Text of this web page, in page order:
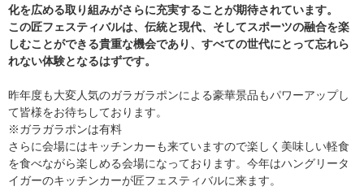
化を広める取り組みがさらに充実することが期待されています。
この匠フェスティバルは、伝統と現代、そしてスポーツの融合を楽
しむことができる貴重な機会であり、すべての世代にとって忘れら
れない体験となるはずです。
昨年度も大変人気のガラガラポンによる豪華景品もパワーアップし
て皆様をお待ちしております。
※ ガラガラポンは有料
さらに会場にはキッチンカーも来ていますので楽しく美味しい軽食
を食べながら楽しめる会場になっております。 今年はハングリータ
イガーのキッチンカーが匠フェスティバルに来ます。